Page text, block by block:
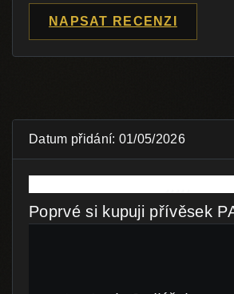
NAPSAT RECENZI
Datum přidání: 01/05/2026
Poprvé si kupuji přívěsek